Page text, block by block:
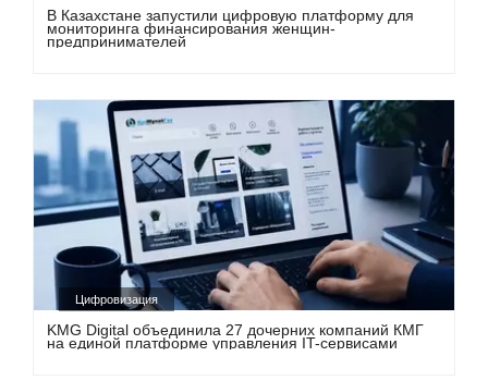
В Казахстане запустили цифровую платформу для
мониторинга финансирования женщин-
предпринимателей
Цифровизация
KMG Digital объединила 27 дочерних компаний КМГ
на единой платформе управления IT-сервисами